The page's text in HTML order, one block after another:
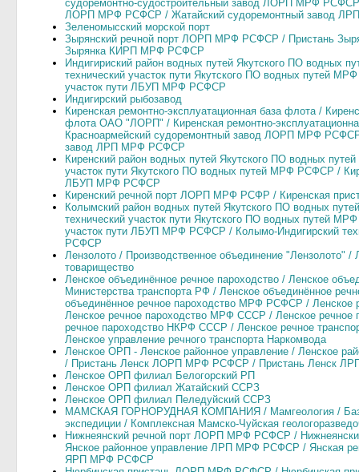
судоремонтно-судостроительный завод ЛОРП МРФ
ЛОРП МРФ РСФСР / Жатайский судоремонтный завод
Зеленомысский морской порт
Зырянский речной порт ЛОРП МРФ РСФСР / Пристань
Зырянка КИРП МРФ РСФСР
Индигириский район водных путей Якутского ПО водных
технический участок пути Якутского ПО водных путей
участок пути ЛБУП МРФ РСФСР
Индигирский рыбозавод
Киренская ремонтно-эксплуатационная база флота /
флота ОАО "ЛОРП" / Киренская ремонтно-
Красноармейский судоремонтный завод ЛОРП МРФ
завод ЛРП МРФ РСФСР
Киренский район водных путей Якутского ПО водных
участок пути Якутского ПО водных путей МРФ РСФСР /
ЛБУП МРФ РСФСР
Киренский речной порт ЛОРП МРФ РСФР / Киренская
Колымский район водных путей Якутского ПО водных
технический участок пути Якутского ПО водных путей
участок пути ЛБУП МРФ РСФСР / Колымо-Индигирский
РСФСР
Лензолото / Производственное объединение "Лензолото"
товарищество
Ленское объединённое речное пароходство / Ленское
Министерства транспорта РФ / Ленское объединённое
объединённое речное пароходство МРФ РСФСР /
Ленское речное пароходство МРФ СССР / Ленское
речное пароходство НКРФ СССР / Ленское речное
Ленское управление речного транспорта Наркомвода
Ленское ОРП - Ленское районное управление / Ленское
/ Пристань Ленск ЛОРП МРФ РСФСР / Пристань Ленск
Ленское ОРП филиал Белогорский РП
Ленское ОРП филиал Жатайский ССРЗ
Ленское ОРП филиал Пеледуйский ССРЗ
МАМСКАЯ ГОРНОРУДНАЯ КОМПАНИЯ / Мамгеология /
экспедиции / Комплексная Мамско-Чуйская
Нижнеянский речной порт ЛОРП МРФ РСФСР /
Янское районное управление ЛРП МРФ РСФСР / Янская
ЯРП МРФ РСФСР